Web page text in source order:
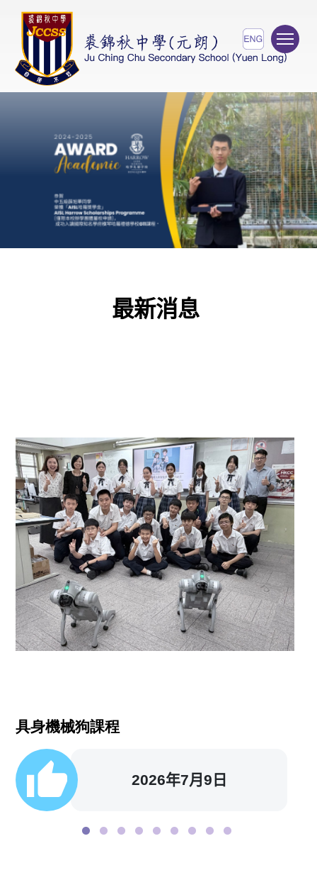
最新消息
具身機械狗課程
2026年7月9日